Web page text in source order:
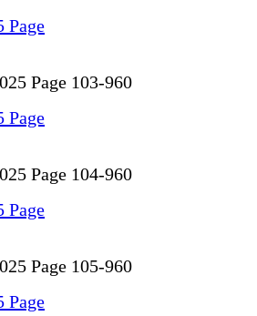
Page 103-960
Page 104-960
Page 105-960